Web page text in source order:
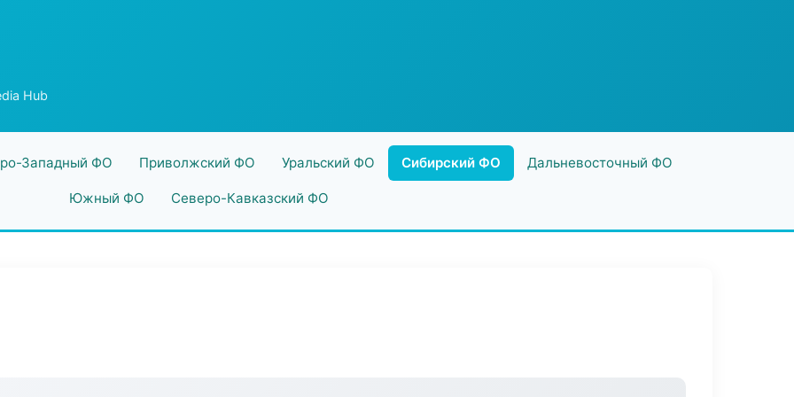
Hub
Западный ФО Приволжский ФО Уральский ФО Сибирский ФО Дальневосточный ФО
Южный ФО Северо-Кавказский ФО